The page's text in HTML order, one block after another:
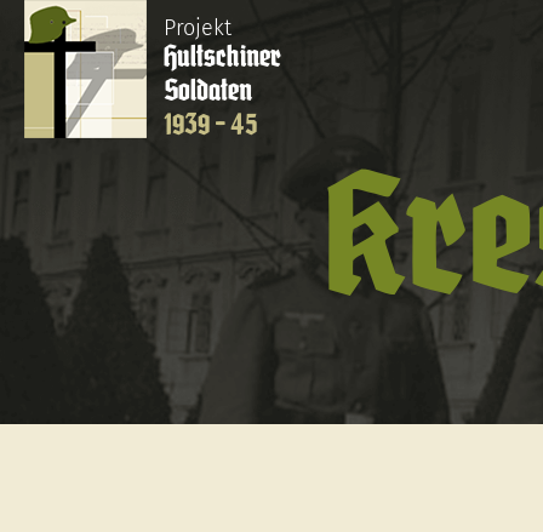
Projekt
Hultschiner
Soldaten
1939 - 45